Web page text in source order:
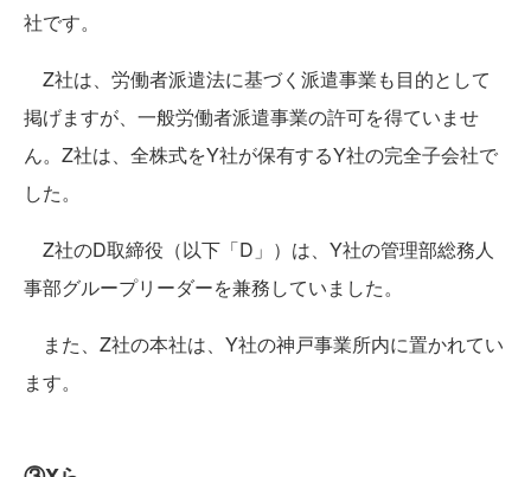
社です。
Z社は、労働者派遣法に基づく派遣事業も目的として
掲げますが、一般労働者派遣事業の許可を得ていませ
ん。Z社は、全株式をY社が保有するY社の完全子会社で
した。
Z社のD取締役（以下「D」）は、Y社の管理部総務人
事部グループリーダーを兼務していました。
また、Z社の本社は、Y社の神戸事業所内に置かれてい
ます。